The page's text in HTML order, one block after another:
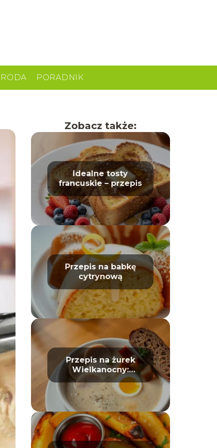
PORADNIK
Zobacz także:
Idealne tosty
francuskie – przepis
Przepis na babkę
cytrynową
Przepis na żurek
Wielkanocny:
tradycyjny i prosty